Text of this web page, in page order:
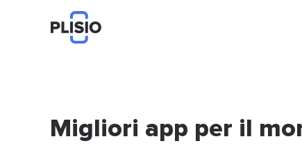
Migliori app per il